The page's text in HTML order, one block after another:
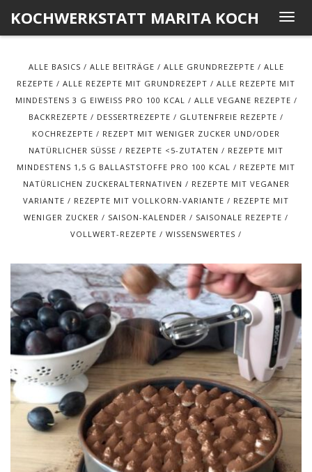
content
T
o
l
e
i
g
a
t
KOCHWERKSTATT MARITA KOCH
ALLE BASICS ALLE BEITRÄGE ALLE GRUNDREZEPTE
ALLE
REZEPTE
ALLE REZEPTE MIT GRUNDREZEPT
ALLE REZEPTE MIT
MINDESTENS 3 G EIWEISS PRO 100 KCAL
ALLE VEGANE REZEPTE
BACKREZEPTE
DESSERTREZEPTE
GLUTENFREIE REZEPTE
KOCHREZEPTE
REZEPT MIT WENIGER ZUCKER UND/ODER
NATÜRLICHER SÜSSE
REZEPTE <5-ZUTATEN
REZEPTE MIT
MINDESTENS 1,5 G BALLASTSTOFFE PRO 100 KCAL
REZEPTE MIT
NATÜRLICHEN ZUCKERALTERNATIVEN
REZEPTE MIT VEGANER
VARIANTE
REZEPTE MIT VOLLKORN-VARIANTE
REZEPTE MIT
WENIGER ZUCKER
SAISON-KALENDER
SAISONALE REZEPTE
VOLLWERT-REZEPTE
WISSENSWERTES